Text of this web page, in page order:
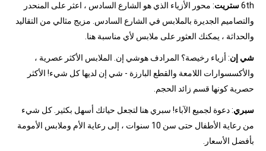
6thستريت: محور الأزياء الذي هو الشارع السادس ، اعثر على المنحدر
والتصاميم الجديرة بالملابس في الشارع السادس. مزيج مثالي من التقاليد
والحداثة ، يمكنك العثور على ملابس لأي مناسبة هنا.
شي إن: أزياء رخيصة؟ المرادف هوشي إن. الملابس الأكثر عصرية ،
والأكسسوارات اللامعة والقطع البارزة - شي إن لديها كل شيء! الأكثر
حصرية كونها قسم زائد الحجم.
سبري: دعوة لجميع الآباء! سبري هنا لتجعل حياتك أسهل بكثير. كل شيء
من رعاية الأطفال حتى سن 10 سنوات ، إلى رعاية الأم وملابس الأمومة
بأفضل الأسعار.